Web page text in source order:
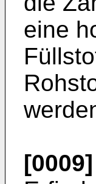
eine
[0009]